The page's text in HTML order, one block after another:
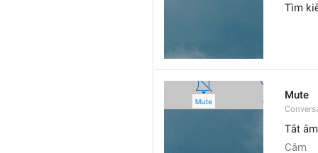
Tìm
Mute
Tắt âm
Câm